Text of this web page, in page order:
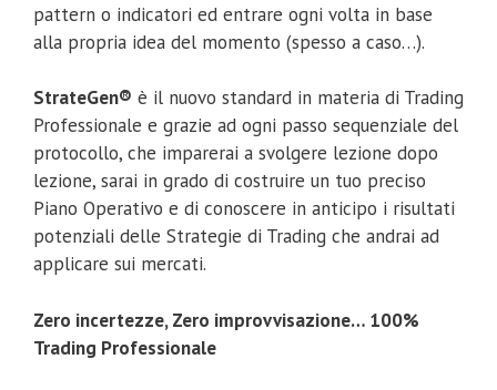
pattern o indicatori ed entrare ogni volta in base
alla propria idea del momento (spesso a caso…).
StrateGen® è il nuovo standard in materia di Trading
Professionale e grazie ad ogni passo sequenziale del
protocollo, che imparerai a svolgere lezione dopo
lezione, sarai in grado di costruire un tuo preciso
Piano Operativo e di conoscere in anticipo i risultati
potenziali delle Strategie di Trading che andrai ad
applicare sui mercati.
Zero incertezze, Zero improvvisazione… 100%
Trading Professionale